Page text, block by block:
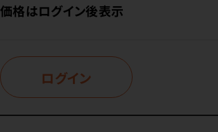
価格はログイン後表示
ログイン